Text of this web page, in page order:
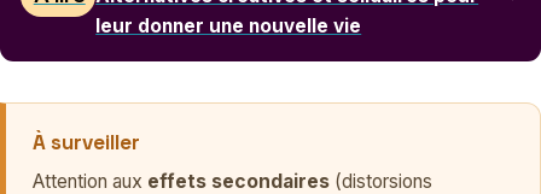
leur donner une nouvelle vie
À surveiller
Attention aux effets secondaires (distorsions